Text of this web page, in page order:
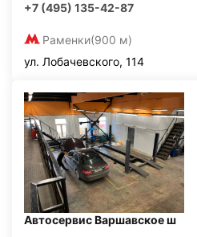
+7 (495) 135-42-87
Раменки(900 м)
ул. Лобачевского, 114
Автосервис Варшавское ш